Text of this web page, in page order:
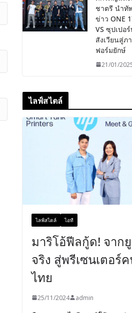
ชาตรี นำทั
ข่าว ONE
VS ซุปเปอ
สังเวียนสู่ภ
ฟอร์มยักษ์
21/01/
ไลฟ์สไตล์
ไลฟ์สไตล์ ไอที
มาริโอ้ฟีลกู้ด! จาก
จริง สู่พรีเซนเตอร์
ไทย
25/11/2024 admin